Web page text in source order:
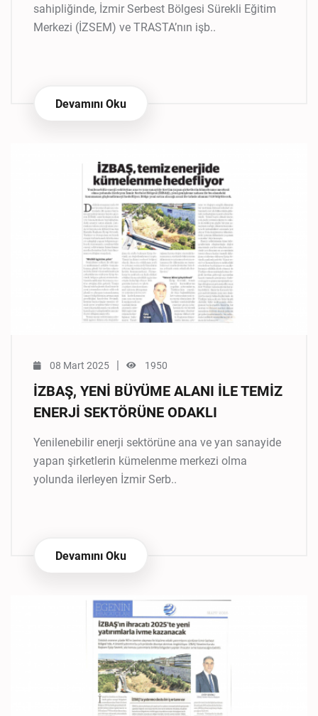
sahipliğinde, İzmir Serbest Bölgesi Sürekli Eğitim
Merkezi (İZSEM) ve TRASTA’nın işb..
Devamını Oku
08 Mart 2025 | 1950
İZBAŞ, YENİ BÜYÜME ALANI İLE TEMİZ
ENERJİ SEKTÖRÜNE ODAKLI
Yenilenebilir enerji sektörüne ana ve yan sanayide
yapan şirketlerin kümelenme merkezi olma
yolunda ilerleyen İzmir Serb..
Devamını Oku